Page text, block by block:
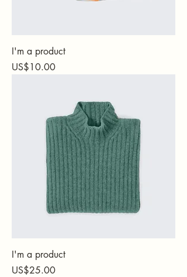
I'm a product
가격
US$10.00
I'm a product
가격
US$25.00